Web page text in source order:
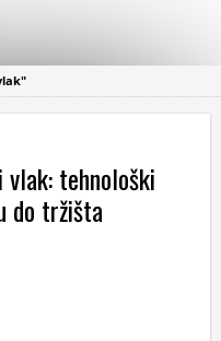
tehnološki
do tržišta